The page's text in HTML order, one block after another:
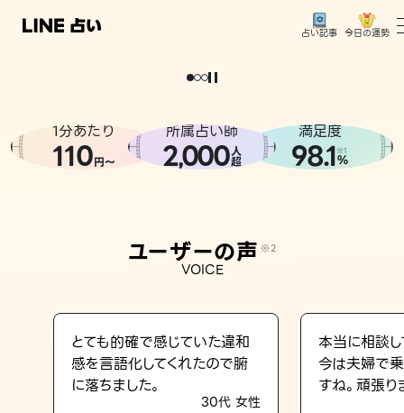
占い記事 今日の運勢
相談事例
どうせなら
。
1分あたり
110円〜
所属占い師
2,000人
超
満足度
98.1※1
%
ユーザーの声 ※2
VOICE
とても的確で感じていた違和
感を言語化してくれたので腑
に落ちました。
30代 女性
本当に相談し
今は夫婦で
すね。頑張り